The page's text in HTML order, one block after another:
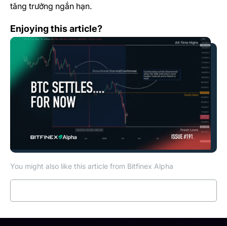
tăng trưởng ngắn hạn.
Enjoying this article?
You might also like this article from Bitfinex Alpha
Bitfinex Alpha | BTC Hạ Nhiệt Sau Cú Sập Lịch Sử, Thị